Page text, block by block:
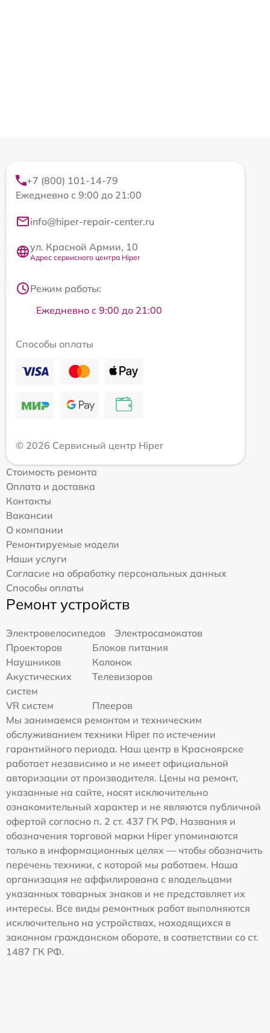
+7 (800) 101-14-79
Ежедневно с 9:00 до 21:00
info@hiper-repair-center.ru
ул. Красной Армии, 10
Адрес сервисного центра Hiper
Режим работы:
Ежедневно с 9:00 до 21:00
Способы оплаты
© 2026 Сервисный центр Hiper
Стоимость ремонта
Оплата и доставка
Контакты
Вакансии
О компании
Ремонтируемые модели
Наши услуги
Согласие на обработку персональных данных
Способы оплаты
Ремонт устройств
Электровелосипедов
Электросамокатов
Проекторов
Блоков питания
Наушников
Колонок
Акустических
систем
Телевизоров
VR систем
Плееров
Мы занимаемся ремонтом и техническим
обслуживанием техники Hiper по истечении
гарантийного периода. Наш центр в Красноярске
работает независимо и не имеет официальной
авторизации от производителя. Цены на ремонт,
указанные на сайте, носят исключительно
ознакомительный характер и не являются публичной
офертой согласно п. 2 ст. 437 ГК РФ. Названия и
обозначения торговой марки Hiper упоминаются
только в информационных целях — чтобы обозначить
перечень техники, с которой мы работаем. Наша
организация не аффилирована с владельцами
указанных товарных знаков и не представляет их
интересы. Все виды ремонтных работ выполняются
исключительно на устройствах, находящихся в
законном гражданском обороте, в соответствии со ст.
1487 ГК РФ.